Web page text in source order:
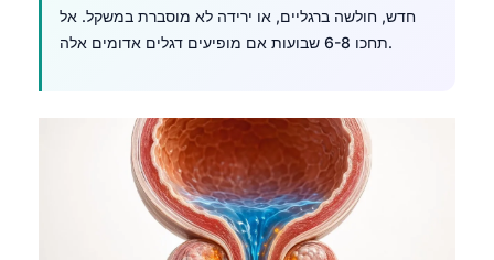
חדש, חולשה ברגליים, או ירידה לא מוסברת במשקל. אל
תחכו 6-8 שבועות אם מופיעים דגלים אדומים אלה.
Български
Dansk
Nederlands
Bahasa Indonesia
Հայերեն